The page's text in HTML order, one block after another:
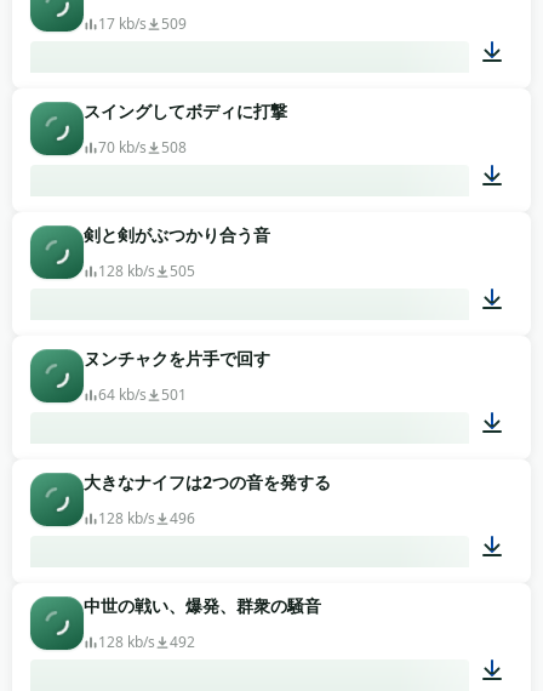
17 kb/s 509
スイングしてボディに打撃
70 kb/s 508
剣と剣がぶつかり合う音
128 kb/s 505
ヌンチャクを片手で回す
64 kb/s 501
大きなナイフは2つの音を発する
128 kb/s 496
中世の戦い、爆発、群衆の騒音
128 kb/s 492